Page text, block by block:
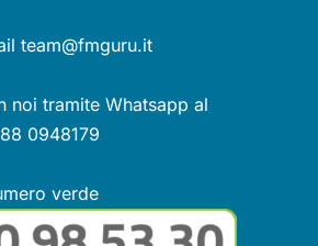
team@fmguru.it
noi tramite Whatsapp al
0948179
verde